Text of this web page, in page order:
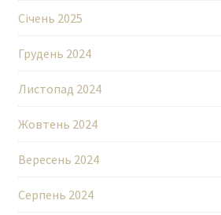
Січень 2025
Грудень 2024
Листопад 2024
Жовтень 2024
Вересень 2024
Серпень 2024